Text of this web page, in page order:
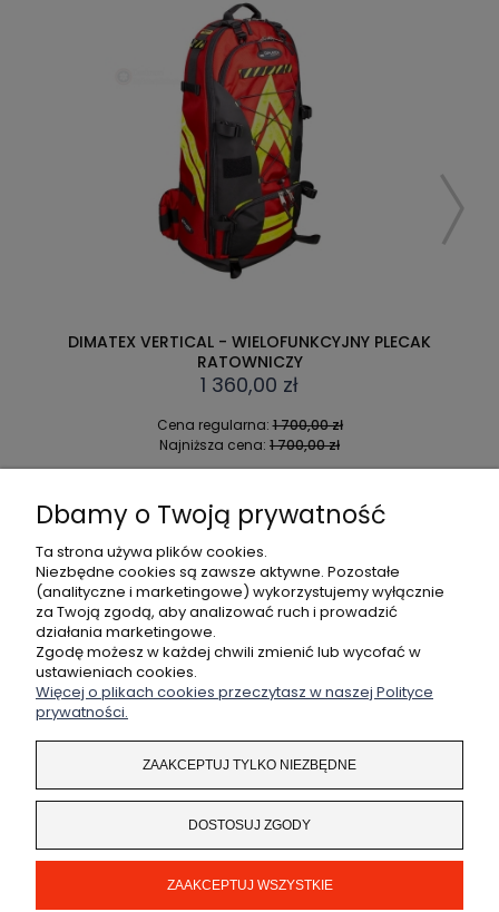
DIMATEX VERTICAL - WIELOFUNKCYJNY PLECAK
RATOWNICZY
1 360,00 zł
Cena regularna:1 700,00 zł
Najniższa cena: 1 700,00 zł
POMOC
MOJE KONTO
PŁATNOŚCI I DOSTAWA
INFORMACJE
Dbamy o Twoją prywatność
Ta strona używa plików cookies.
Niezbędne cookies są zawsze aktywne. Pozostałe
(analityczne i marketingowe) wykorzystujemy wyłącznie
za Twoją zgodą, aby analizować ruch i prowadzić
działania marketingowe.
Zgodę możesz w każdej chwili zmienić lub wycofać w
ustawieniach cookies.
Więcej o plikach cookies przeczytasz w naszej Polityce
prywatności.
ZAAKCEPTUJ TYLKO NIEZBĘDNE
DOSTOSUJ ZGODY
ZAAKCEPTUJ WSZYSTKIE